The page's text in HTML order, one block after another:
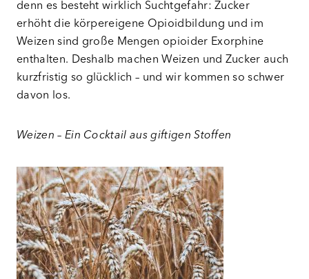
denn es besteht wirklich Suchtgefahr: Zucker
erhöht die körpereigene Opioidbildung und im
Weizen sind große Mengen opioider Exorphine
enthalten. Deshalb machen Weizen und Zucker auch
kurzfristig so glücklich – und wir kommen so schwer
davon los.
Weizen – Ein Cocktail aus giftigen Stoffen